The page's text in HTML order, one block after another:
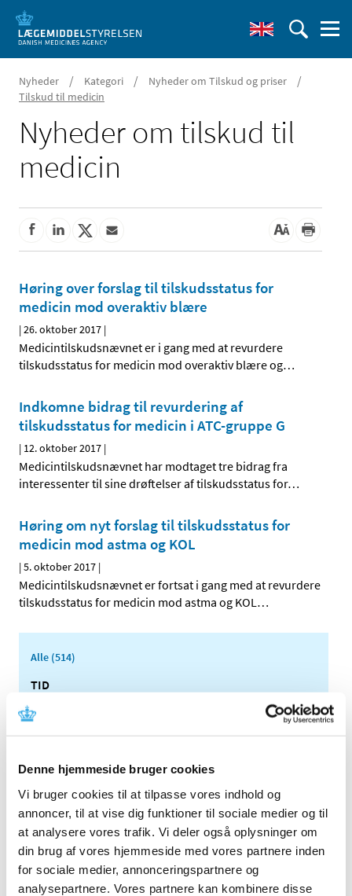
Denne hjemmeside bruger cookies
Vi bruger cookies til at tilpasse vores indhold og
annoncer, til at vise dig funktioner til sociale medier og til
at analysere vores trafik. Vi deler også oplysninger om
din brug af vores hjemmeside med vores partnere inden
for sociale medier, annonceringspartnere og
analysepartnere. Vores partnere kan kombinere disse
Nyheder / Kategori / Nyheder om Tilskud og priser /
Tilskud til medicin
Nyheder om tilskud til
medicin
Høring over forslag til tilskudsstatus for
medicin mod overaktiv blære
|26. oktober 2017 |
Medicintilskudsnævnet er i gang med at revurdere
tilskudsstatus for medicin mod overaktiv blære og…
Indkomne bidrag til revurdering af
tilskudsstatus for medicin i ATC-gruppe G
| 12. oktober 2017 |
Medicintilskudsnævnet har modtaget tre bidrag fra
interessenter til sine drøftelser af tilskudsstatus for…
Høring om nyt forslag til tilskudsstatus for
medicin mod astma og KOL
|5. oktober 2017 |
Medicintilskudsnævnet er fortsat i gang med at revurdere
tilskudsstatus for medicin mod astma og KOL…
Alle (514)
TID
2026 (22)
2023 (18)
2022 (10)
2021 (32)
2020 (13)
2019 (41)
2018 (46)